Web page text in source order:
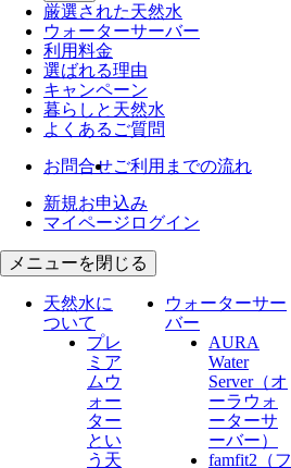
厳選された天然水
ウォーターサーバー
利用料金
選ばれる理由
キャンペーン
暮らしと天然水
よくあるご質問
お問合せご利用までの流れ
新規お申込み
マイページログイン
メニューを閉じる
天然水に
ついて
プレ
ミア
ムウ
ォー
ター
とい
う天
ウォーターサー
バー
AURA
Water
Server​（オ
ーラウォ
ーターサ
ーバー）
famfit2（フ